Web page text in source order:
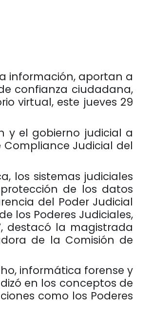
información, aportan a
confianza ciudadana,
virtual, este jueves 29
y el gobierno judicial a
Judicial del
los sistemas judiciales
de los datos
del Poder Judicial
los Poderes Judiciales,
destacó la magistrada
de la Comisión de
informática forense y
en los conceptos de
como los Poderes